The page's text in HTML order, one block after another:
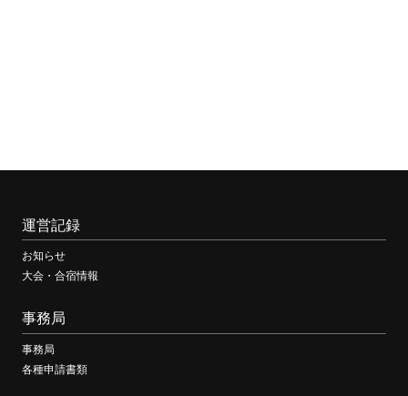
運営記録
お知らせ
大会・合宿情報
事務局
事務局
各種申請書類